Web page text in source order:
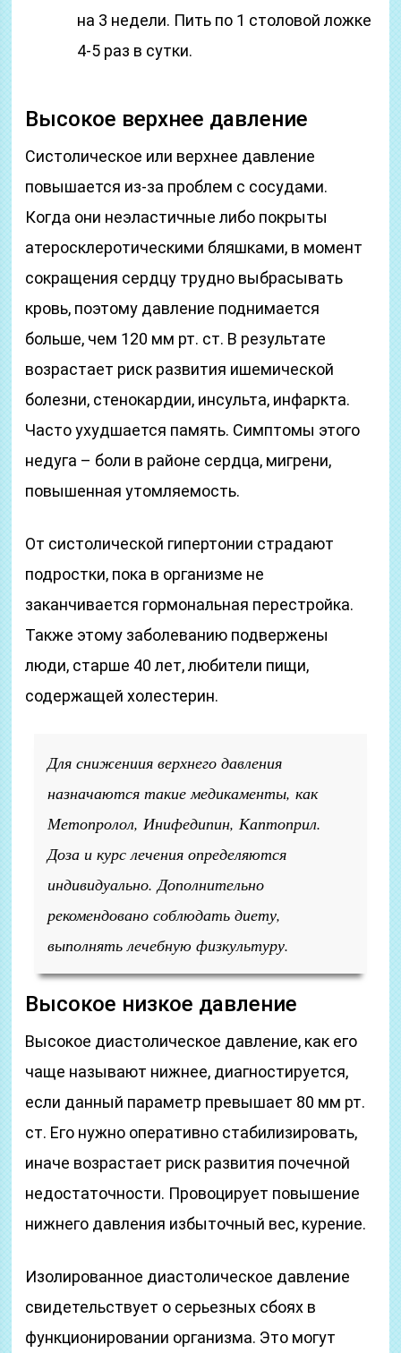
на 3 недели. Пить по 1 столовой ложке
4-5 раз в сутки.
Высокое верхнее давление
Систолическое или верхнее давление
повышается из-за проблем с сосудами.
Когда они неэластичные либо покрыты
атеросклеротическими бляшками, в момент
сокращения сердцу трудно выбрасывать
кровь, поэтому давление поднимается
больше, чем 120 мм рт. ст. В результате
возрастает риск развития ишемической
болезни, стенокардии, инсульта, инфаркта.
Часто ухудшается память. Симптомы этого
недуга – боли в районе сердца, мигрени,
повышенная утомляемость.
От систолической гипертонии страдают
подростки, пока в организме не
заканчивается гормональная перестройка.
Также этому заболеванию подвержены
люди, старше 40 лет, любители пищи,
содержащей холестерин.
Для снижениия верхнего давления
назначаются такие медикаменты, как
Метопролол, Инифедипин, Каптоприл.
Доза и курс лечения определяются
индивидуально. Дополнительно
рекомендовано соблюдать диету,
выполнять лечебную физкультуру.
Высокое низкое давление
Высокое диастолическое давление, как его
чаще называют нижнее, диагностируется,
если данный параметр превышает 80 мм рт.
ст. Его нужно оперативно стабилизировать,
иначе возрастает риск развития почечной
недостаточности. Провоцирует повышение
нижнего давления избыточный вес, курение.
Изолированное диастолическое давление
свидетельствует о серьезных сбоях в
функционировании организма. Это могут